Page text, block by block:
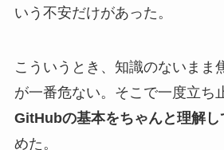
いう不安だけがあった。
こういうとき、知識のないまま
が一番危ない。そこで一度立ち
GitHubの基本をちゃんと理解し
めた。